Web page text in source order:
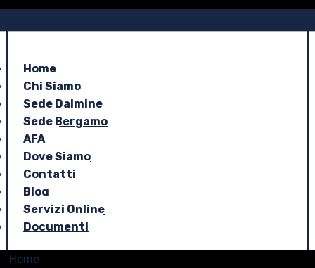
Home
Chi Siamo
Sede Dalmine
Sede Bergamo
AFA
Dove Siamo
Contatti
Blog
Servizi Online
Documenti
Home